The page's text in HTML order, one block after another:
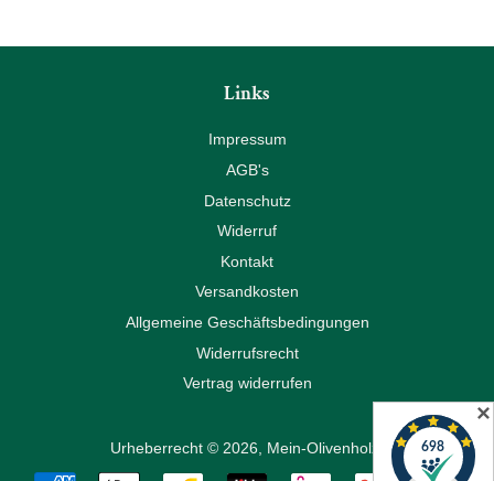
Links
Impressum
AGB's
Datenschutz
Widerruf
Kontakt
Versandkosten
Allgemeine Geschäftsbedingungen
Widerrufsrecht
Vertrag widerrufen
Urheberrecht © 2026, Mein-Olivenholz
✕